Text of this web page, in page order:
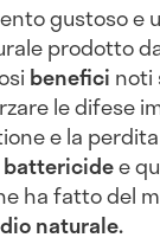
gustoso e
prodotto
benefici noti
le difese
e la
e
ha fatto del
naturale.